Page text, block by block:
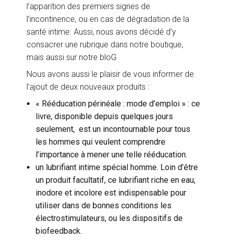
l’apparition des premiers signes de
l’incontinence, ou en cas de dégradation de la
santé intime. Aussi, nous avons décidé d’y
consacrer une rubrique dans notre boutique,
mais aussi sur notre bloG
Nous avons aussi le plaisir de vous informer de
l’ajout de deux nouveaux produits :
« Rééducation périnéale : mode d’emploi » : ce
livre, disponible depuis quelques jours
seulement, est un incontournable pour tous
les hommes qui veulent comprendre
l’importance à mener une telle rééducation.
un lubrifiant intime spécial homme. Loin d’être
un produit facultatif, ce lubrifiant riche en eau,
inodore et incolore est indispensable pour
utiliser dans de bonnes conditions les
électrostimulateurs, ou les dispositifs de
biofeedback.